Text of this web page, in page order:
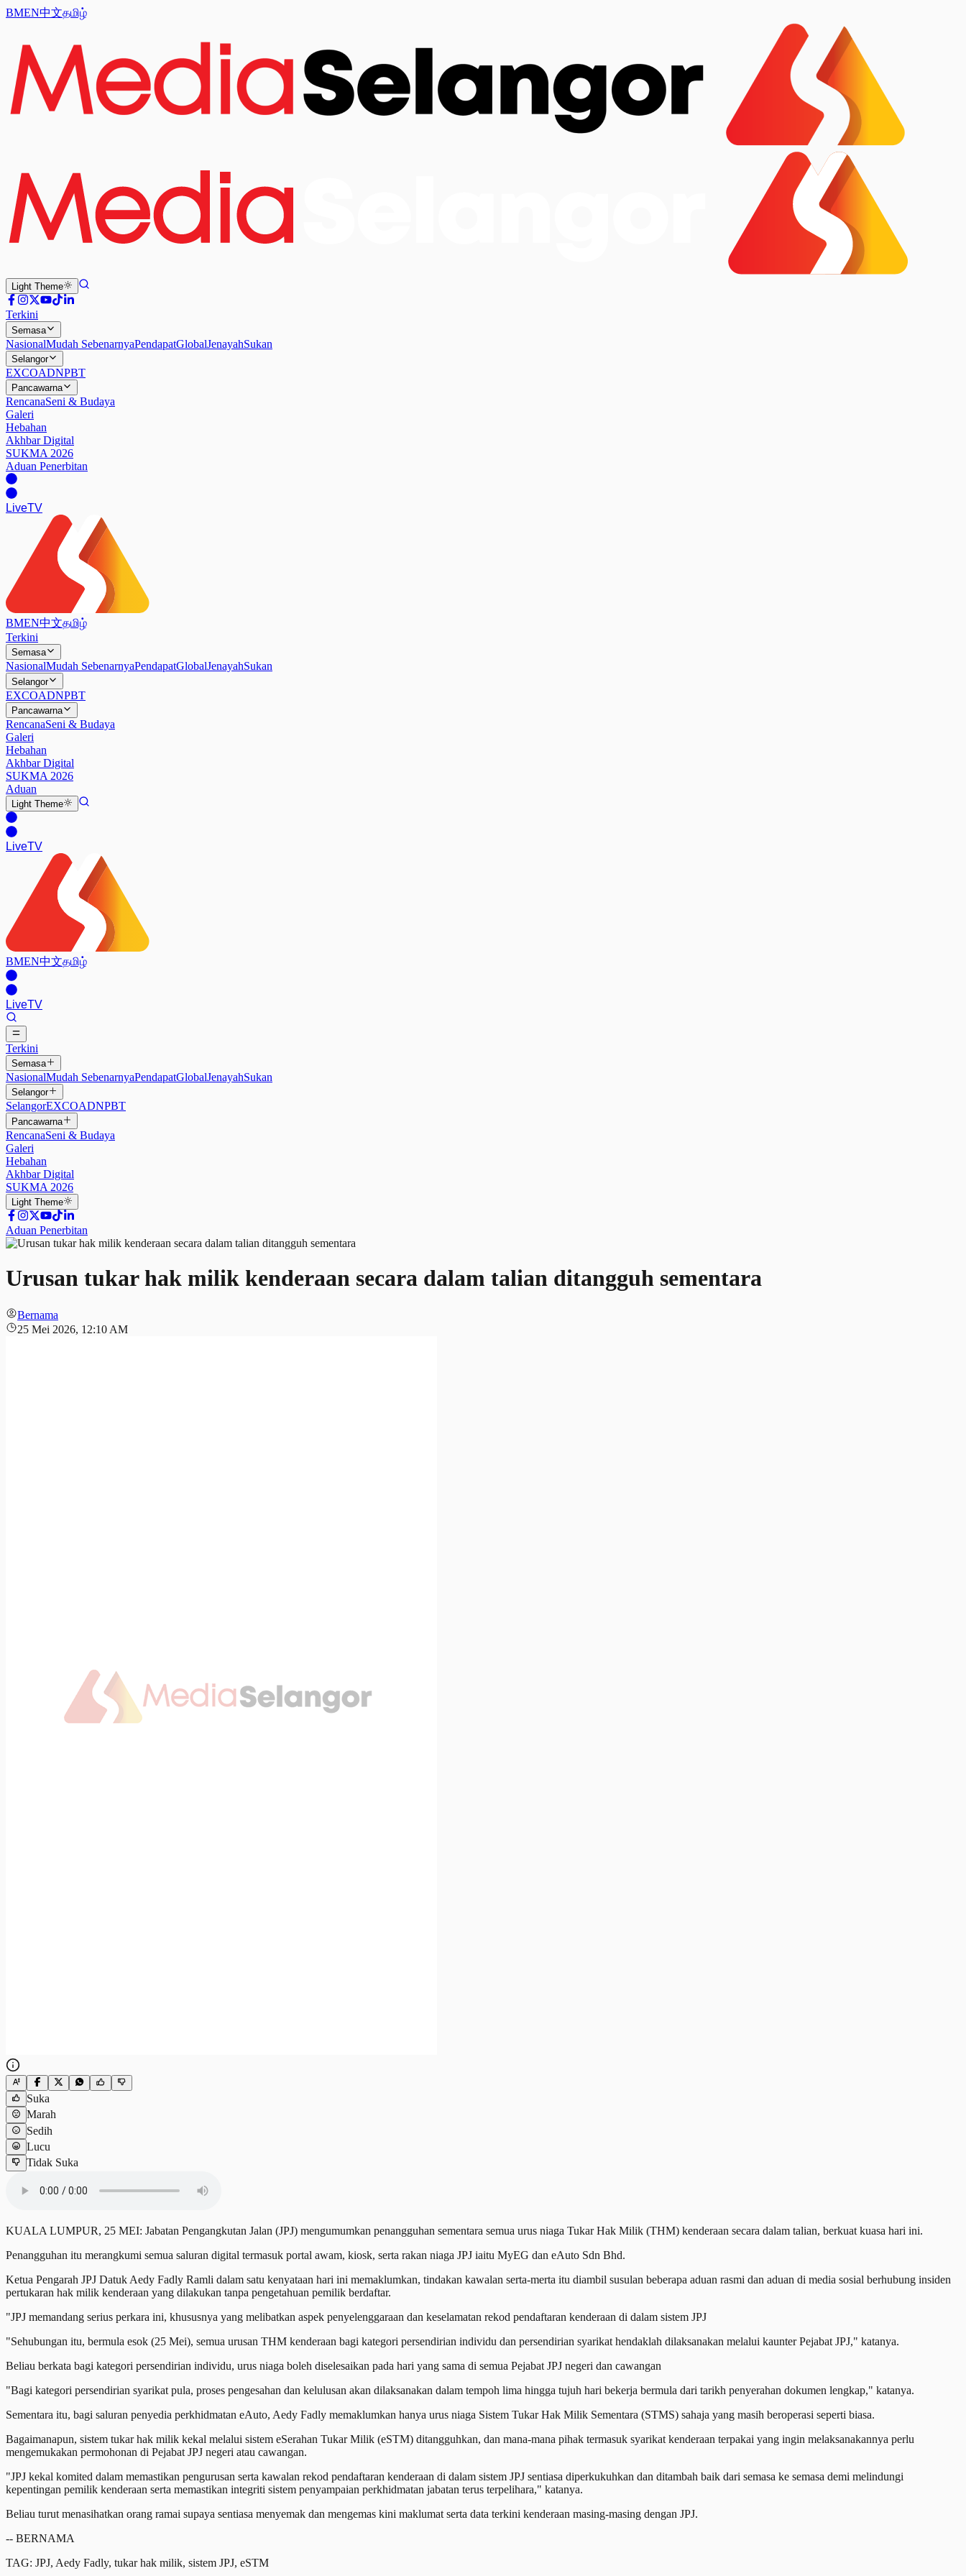
BMEN中文தமிழ்
Light Theme
Terkini
Semasa
NasionalMudah SebenarnyaPendapatGlobalJenayahSukan
Selangor
EXCOADNPBT
Pancawarna
RencanaSeni & Budaya
Galeri
Hebahan
Akhbar Digital
SUKMA 2026
Aduan Penerbitan
LiveTV
BMEN中文தமிழ்
Terkini
Semasa
NasionalMudah SebenarnyaPendapatGlobalJenayahSukan
Selangor
EXCOADNPBT
Pancawarna
RencanaSeni & Budaya
Galeri
Hebahan
Akhbar Digital
SUKMA 2026
Aduan
Light Theme
LiveTV
BMEN中文தமிழ்
LiveTV
Terkini
Semasa
NasionalMudah SebenarnyaPendapatGlobalJenayahSukan
Selangor
SelangorEXCOADNPBT
Pancawarna
RencanaSeni & Budaya
Galeri
Hebahan
Akhbar Digital
SUKMA 2026
Light Theme
Aduan Penerbitan
Urusan tukar hak milik kenderaan secara dalam talian ditangguh sementara
Bernama
25 Mei 2026, 12:10 AM
Suka
Marah
Sedih
Lucu
Tidak Suka
KUALA LUMPUR, 25 MEI: Jabatan Pengangkutan Jalan (JPJ) mengumumkan penangguhan sementara semua urus niaga Tukar Hak Milik (THM) kenderaan secara dalam talian, berkuat kuasa hari ini.
Penangguhan itu merangkumi semua saluran digital termasuk portal awam, kiosk, serta rakan niaga JPJ iaitu MyEG dan eAuto Sdn Bhd.
Ketua Pengarah JPJ Datuk Aedy Fadly Ramli dalam satu kenyataan hari ini memaklumkan, tindakan kawalan serta-merta itu diambil susulan beberapa aduan rasmi dan aduan di media sosial berhubung insiden
pertukaran hak milik kenderaan yang dilakukan tanpa pengetahuan pemilik berdaftar.
"JPJ memandang serius perkara ini, khususnya yang melibatkan aspek penyelenggaraan dan keselamatan rekod pendaftaran kenderaan di dalam sistem JPJ
"Sehubungan itu, bermula esok (25 Mei), semua urusan THM kenderaan bagi kategori persendirian individu dan persendirian syarikat hendaklah dilaksanakan melalui kaunter Pejabat JPJ," katanya.
Beliau berkata bagi kategori persendirian individu, urus niaga boleh diselesaikan pada hari yang sama di semua Pejabat JPJ negeri dan cawangan
"Bagi kategori persendirian syarikat pula, proses pengesahan dan kelulusan akan dilaksanakan dalam tempoh lima hingga tujuh hari bekerja bermula dari tarikh penyerahan dokumen lengkap," katanya.
Sementara itu, bagi saluran penyedia perkhidmatan eAuto, Aedy Fadly memaklumkan hanya urus niaga Sistem Tukar Hak Milik Sementara (STMS) sahaja yang masih beroperasi seperti biasa.
Bagaimanapun, sistem tukar hak milik kekal melalui sistem eSerahan Tukar Milik (eSTM) ditangguhkan, dan mana-mana pihak termasuk syarikat kenderaan terpakai yang ingin melaksanakannya perlu
mengemukakan permohonan di Pejabat JPJ negeri atau cawangan.
"JPJ kekal komited dalam memastikan pengurusan serta kawalan rekod pendaftaran kenderaan di dalam sistem JPJ sentiasa diperkukuhkan dan ditambah baik dari semasa ke semasa demi melindungi
kepentingan pemilik kenderaan serta memastikan integriti sistem penyampaian perkhidmatan jabatan terus terpelihara," katanya.
Beliau turut menasihatkan orang ramai supaya sentiasa menyemak dan mengemas kini maklumat serta data terkini kenderaan masing-masing dengan JPJ.
-- BERNAMA
TAG: JPJ, Aedy Fadly, tukar hak milik, sistem JPJ, eSTM